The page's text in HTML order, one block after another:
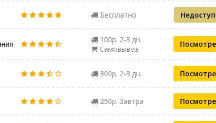
Бесплатно
100р. 2-3 дн.
Самовывоз
300р. 2-3 дн.
250р. Завтра